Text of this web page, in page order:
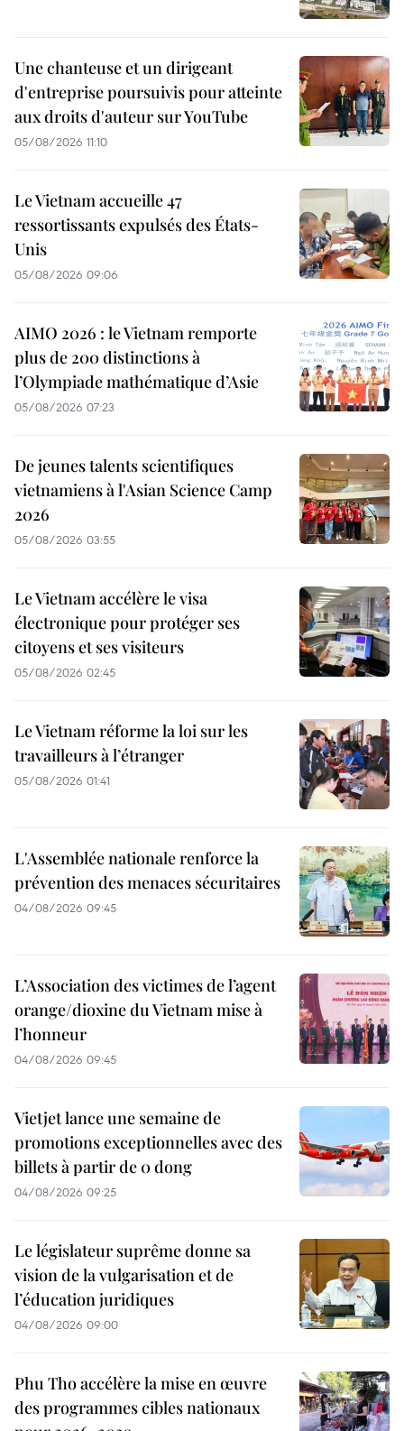
Une chanteuse et un dirigeant
d'entreprise poursuivis pour atteinte
aux droits d'auteur sur YouTube
05/08/2026 11:10
Le Vietnam accueille 47
ressortissants expulsés des États-
Unis
05/08/2026 09:06
AIMO 2026 : le Vietnam remporte
plus de 200 distinctions à
l’Olympiade mathématique d’Asie
05/08/2026 07:23
De jeunes talents scientifiques
vietnamiens à l'Asian Science Camp
2026
05/08/2026 03:55
Le Vietnam accélère le visa
électronique pour protéger ses
citoyens et ses visiteurs
05/08/2026 02:45
Le Vietnam réforme la loi sur les
travailleurs à l’étranger
05/08/2026 01:41
L'Assemblée nationale renforce la
prévention des menaces sécuritaires
04/08/2026 09:45
L’Association des victimes de l’agent
orange/dioxine du Vietnam mise à
l’honneur
04/08/2026 09:45
Vietjet lance une semaine de
promotions exceptionnelles avec des
billets à partir de 0 dong
04/08/2026 09:25
Le législateur suprême donne sa
vision de la vulgarisation et de
l’éducation juridiques
04/08/2026 09:00
Phu Tho accélère la mise en œuvre
des programmes cibles nationaux